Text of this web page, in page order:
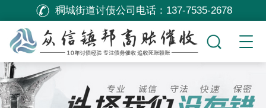
稠城街道讨债公司电话： 137-7535-2678